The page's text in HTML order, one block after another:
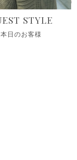
STYLE
本日のお客様